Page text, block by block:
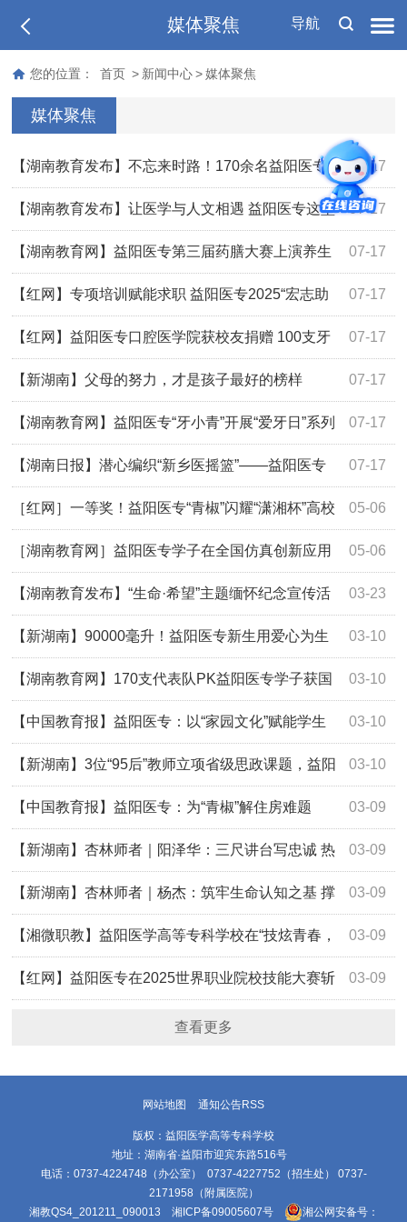
导航
媒体聚焦
您的位置： 首页 > 新闻中心 > 媒体聚焦
媒体聚焦
07-17
【湖南教育发布】不忘来时路！170余名益阳医专
学子走进清溪村感悟文学人生 07-17
【湖南教育发布】让医学与人文相遇 益阳医专这堂
思政课在“文学之乡”开讲 07-17
【湖南教育网】益阳医专第三届药膳大赛上演养生
新潮流 07-17
【红网】专项培训赋能求职 益阳医专2025“宏志助
航计划”惠及240名困难学子 07-17
【红网】益阳医专口腔医学院获校友捐赠 100支牙
科设备助力人才培养 07-17
【新湖南】父母的努力，才是孩子最好的榜样
07-17
【湖南教育网】益阳医专“牙小青”开展“爱牙日”系列
活动 07-17
【湖南日报】潜心编织“新乡医摇篮”——益阳医专
基层医疗人才培养的创新之路 05-06
［红网］一等奖！益阳医专“青椒”闪耀“潇湘杯”高校
思政课教学展示活动 05-06
［湖南教育网］益阳医专学子在全国仿真创新应用
赛获一等奖 03-23
【湖南教育发布】“生命·希望”主题缅怀纪念宣传活
动在益阳医专举行 03-10
【新湖南】90000毫升！益阳医专新生用爱心为生
命加油 03-10
【湖南教育网】170支代表队PK益阳医专学子获国
赛银奖 03-10
【中国教育报】益阳医专：以“家园文化”赋能学生
社区新生态 03-10
【新湖南】3位“95后”教师立项省级思政课题，益阳
医专“师带徒”结硕果 03-09
【中国教育报】益阳医专：为“青椒”解住房难题
03-09
【新湖南】杏林师者｜阳泽华：三尺讲台写忠诚 热
血涓流映师魂 03-09
【新湖南】杏林师者｜杨杰：筑牢生命认知之基 撑
起未来医者实践 03-09
【湘微职教】益阳医学高等专科学校在“技炫青春，
能创未来” 2025年世界职业院校技能大赛总决赛争夺赛康复
治疗与护理赛道（高职组）中获佳绩
03-09
【红网】益阳医专在2025世界职业院校技能大赛斩
查看更多
网站地图 通知公告RSS
版权：益阳医学高等专科学校
地址：湖南省·益阳市迎宾东路516号
电话：0737-4224748（办公室） 0737-4227752（招生处） 0737-
2171958（附属医院）
湘教QS4_201211_090013 湘ICP备09005607号 湘公网安备号：